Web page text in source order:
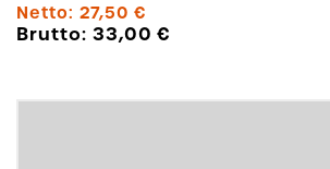
Netto: 27,50 €
Brutto: 33,00€